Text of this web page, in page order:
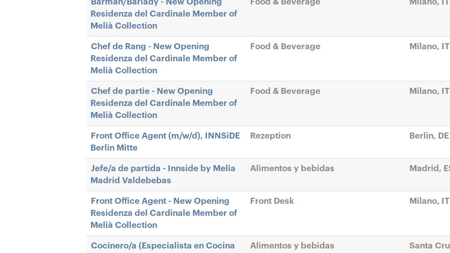
Barman/Barlady - New Opening
Residenza del Cardinale Member of
Melià Collection
Food & Beverage Milano, IT
Chef de Rang - New Opening
Residenza del Cardinale Member of
Melià Collection
Food & Beverage Milano, IT
Chef de partie - New Opening
Residenza del Cardinale Member of
Melià Collection
Food & Beverage Milano, IT
Front Office Agent (m/w/d), INNSiDE
Berlin Mitte
Rezeption Berlin, DE
Jefe/a de partida - Innside by Melia
Madrid Valdebebas
Alimentos y bebidas Madrid,
Front Office Agent - New Opening
Residenza del Cardinale Member of
Melià Collection
Front Desk Milano, IT
Cocinero/a (Especialista en Cocina
Alimentos y bebidas Santa